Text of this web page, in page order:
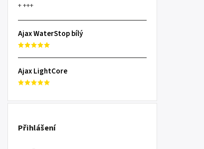
+ +++
Ajax WaterStop bílý
Ajax LightCore
Přihlášení